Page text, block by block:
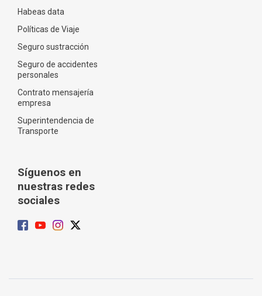
Habeas data
Políticas de Viaje
Seguro sustracción
Seguro de accidentes
personales
Contrato mensajería
empresa
Superintendencia de
Transporte
Síguenos en
nuestras redes
sociales